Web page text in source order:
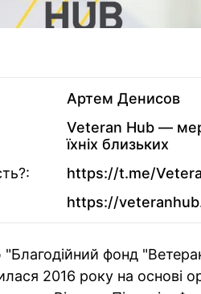
Артем Денисов
Veteran Hub —
їхніх близьких
https://t.me/
https://
"Благодійний фонд
2016 року на основі